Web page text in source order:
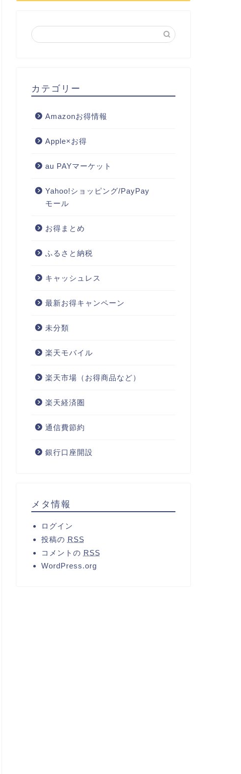
カテゴリー
Amazonお得情報
Apple×お得
au PAYマーケット
Yahoo!ショッピング/PayPay
モール
お得まとめ
ふるさと納税
キャッシュレス
最新お得キャンペーン
未分類
楽天モバイル
楽天市場（お得商品など）
楽天経済圏
通信費節約
銀行口座開設
メタ情報
ログイン
投稿の RSS
コメントの RSS
WordPress.org